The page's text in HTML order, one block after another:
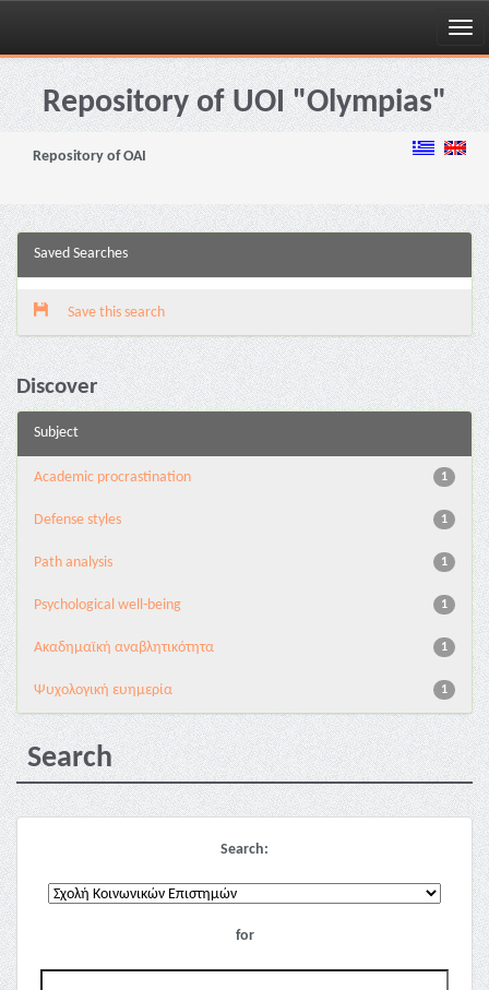
Skip
navigationRepository of UOI "Olympias"
Repository of OAI
Saved Searches
Save this search
Discover
Subject
1
Academic procrastination
1
Defense styles
1
Path analysis
1
Psychological well-being
1
Ακαδημαϊκή αναβλητικότητα
1
Ψυχολογική ευημερία
Search
Search:
for